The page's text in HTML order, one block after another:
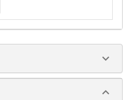
keyboard_arrow_down
keyboard_arrow_down